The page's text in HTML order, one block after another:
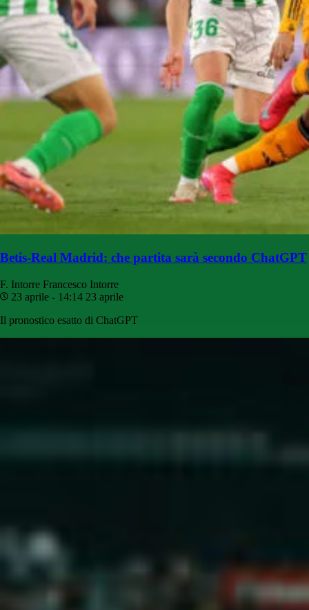
Betis-Real Madrid: che partita sarà secondo ChatGPT
F. Intorre Francesco Intorre
23 aprile - 14:14 23 aprile
Il pronostico esatto di ChatGPT